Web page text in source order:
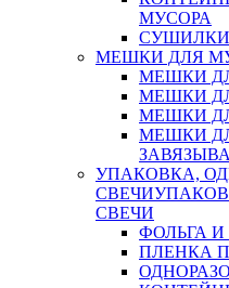
МУСОРА
СУШИЛКИ
МЕШКИ ДЛЯ
МЕШКИ
МЕШКИ
МЕШКИ
МЕШКИ
УПАКОВКА,
СВЕЧИ
СВЕЧИ
ФОЛЬГА
ПЛЕНКА